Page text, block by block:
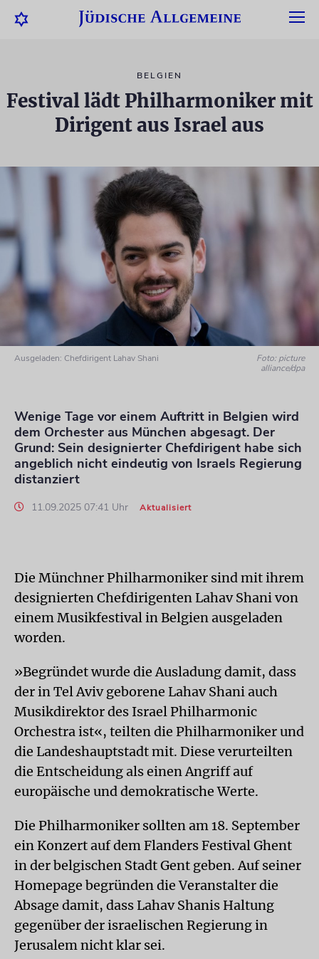
BELGIEN
Festival lädt Philharmoniker mit
Dirigent aus Israel aus
Ausgeladen: Chefdirigent Lahav Shani
Foto: picture
alliance/dpa
Wenige Tage vor einem Auftritt in Belgien wird
dem Orchester aus München abgesagt. Der
Grund: Sein designierter Chefdirigent habe sich
angeblich nicht eindeutig von Israels Regierung
distanziert
11.09.2025 07:41 Uhr Aktualisiert
Die Münchner Philharmoniker sind mit ihrem
designierten Chefdirigenten Lahav Shani von
einem Musikfestival in Belgien ausgeladen
worden.
»Begründet wurde die Ausladung damit, dass
der in Tel Aviv geborene Lahav Shani auch
Musikdirektor des Israel Philharmonic
Orchestra ist«, teilten die Philharmoniker und
die Landeshauptstadt mit. Diese verurteilten
die Entscheidung als einen Angriff auf
europäische und demokratische Werte.
Die Philharmoniker sollten am 18. September
ein Konzert auf dem Flanders Festival Ghent
in der belgischen Stadt Gent geben. Auf seiner
Homepage begründen die Veranstalter die
Absage damit, dass Lahav Shanis Haltung
gegenüber der israelischen Regierung in
Jerusalem nicht klar sei.